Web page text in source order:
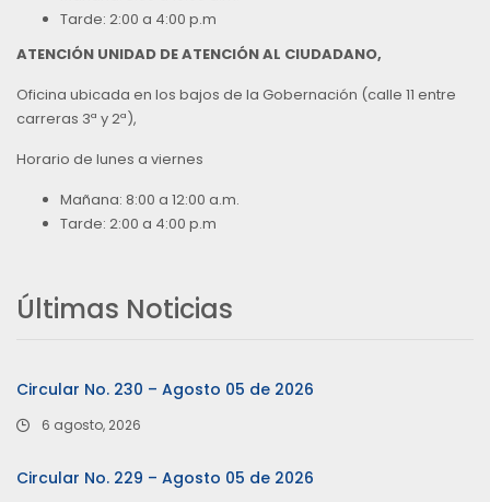
Tarde: 2:00 a 4:00 p.m
ATENCIÓN UNIDAD DE ATENCIÓN AL CIUDADANO,
Oficina ubicada en los bajos de la Gobernación (calle 11 entre
carreras 3ª y 2ª),
Horario de lunes a viernes
Mañana: 8:00 a 12:00 a.m.
Tarde: 2:00 a 4:00 p.m
Últimas Noticias
Circular No. 230 – Agosto 05 de 2026
6 agosto, 2026
Circular No. 229 – Agosto 05 de 2026